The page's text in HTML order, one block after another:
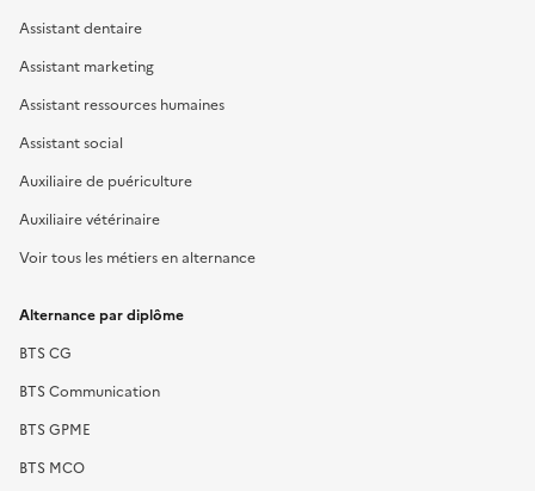
Assistant dentaire
Assistant marketing
Assistant ressources humaines
Assistant social
Auxiliaire de puériculture
Auxiliaire vétérinaire
Voir tous les métiers en alternance
Alternance par diplôme
BTS CG
BTS Communication
BTS GPME
BTS MCO